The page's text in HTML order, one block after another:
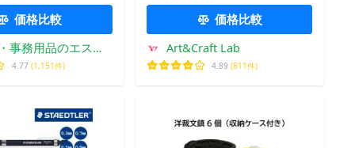
価格比較
事務用品のエス・
ビ・ディ
4.77 (1,151件)
価格比較
Art&Craft Lab
4.89 (811件)